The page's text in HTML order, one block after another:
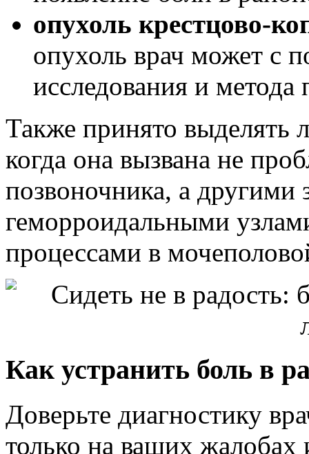
опухоль крестцово-
опухоль врач может с
исследования и метода
Также принято выделять
когда она вызвана не
позвоночника, а другими
геморроидальными
процессами в
Как устранить боль в
Доверьте диагностику
только на ваших жалобах